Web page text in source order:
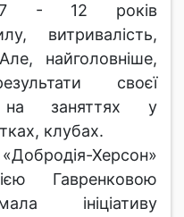
7 - 12 років
витривалість,
найголовніше,
своєї
на заняттях у
клубах.
«Добродія-Херсон»
Гавренковою
ініціативу